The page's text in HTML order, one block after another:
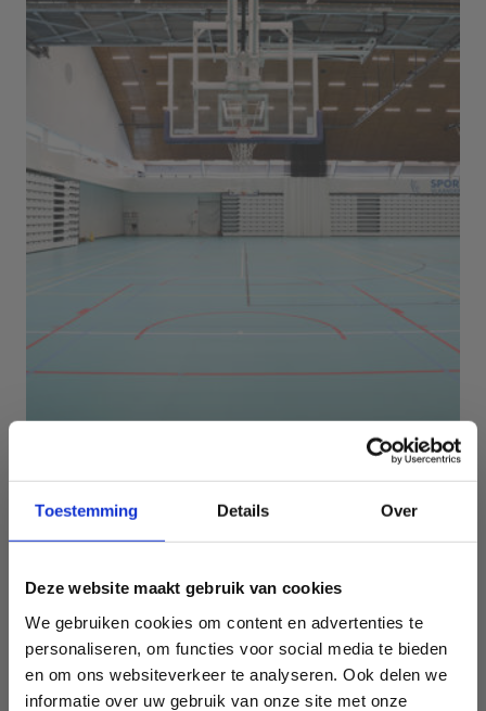
Toestemming Details Over
Deze website maakt gebruik van cookies
We gebruiken cookies om content en advertenties te
personaliseren, om functies voor social media te bieden
en om ons websiteverkeer te analyseren. Ook delen we
informatie over uw gebruik van onze site met onze
Sport Vlaanderen Herentals